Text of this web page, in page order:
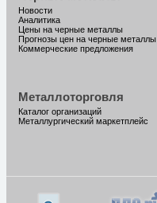
Новости
Аналитика
Цены на черные металлы
Прогнозы цен на черные металлы
Коммерческие предложения
Металлоторговля
Каталог организаций
Металлургический маркетплейс